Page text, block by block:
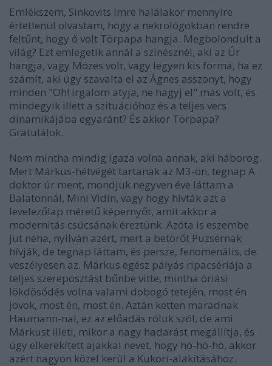
Emlékszem, Sinkovits Imre halálakor mennyire
értetlenül olvastam, hogy a nekrológokban rendre
feltűnt, hogy ő volt Törpapa hangja. Megbolondult a
világ? Ezt emlegetik annál a színésznél, aki az Úr
hangja, vagy Mózes volt, vagy legyen kis forma, ha ez
számít, aki úgy szavalta el az Ágnes asszonyt, hogy
minden "Oh! irgalom atyja, ne hagyj el" más volt, és
mindegyik illett a szituációhoz és a teljes vers
dinamikájába egyaránt? És akkor Törpapa?
Gratulálok.
Nem mintha mindig igaza volna annak, aki háborog.
Mert Márkus-hétvégét tartanak az M3-on, tegnap A
doktor úr ment, mondjuk negyven éve láttam a
Balatonnál, Mini Vidin, vagy hogy hívták azt a
levelezőlap méretű képernyőt, amit akkor a
modernitás csúcsának éreztünk. Azóta is eszembe
jut néha, nyilván azért, mert a betörőt Puzsérnak
hívják, de tegnap láttam, és persze, fenomenális, de
veszélyesen az. Márkus egész pályás ripacsériája a
teljes szereposztást bűnbe vitte, mintha óriási
lökdösődés volna valami dobogó tetején, most én
jövök, most én, most én. Aztán ketten maradnak
Haumann-nal, ez az előadás róluk szól, de ami
Márkust illeti, mikor a nagy hadarást megállítja, és
úgy elkerekített ajakkal nevet, hogy hó-hó-hó, akkor
azért nagyon közel kerül a Kukori-alakításához.